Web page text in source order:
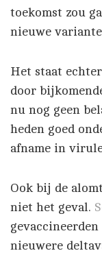
toekomst zou
nieuwe
Het staat
door
nu nog geen
heden goed
afname in
Ook bij de
niet het geval.
nieuwere